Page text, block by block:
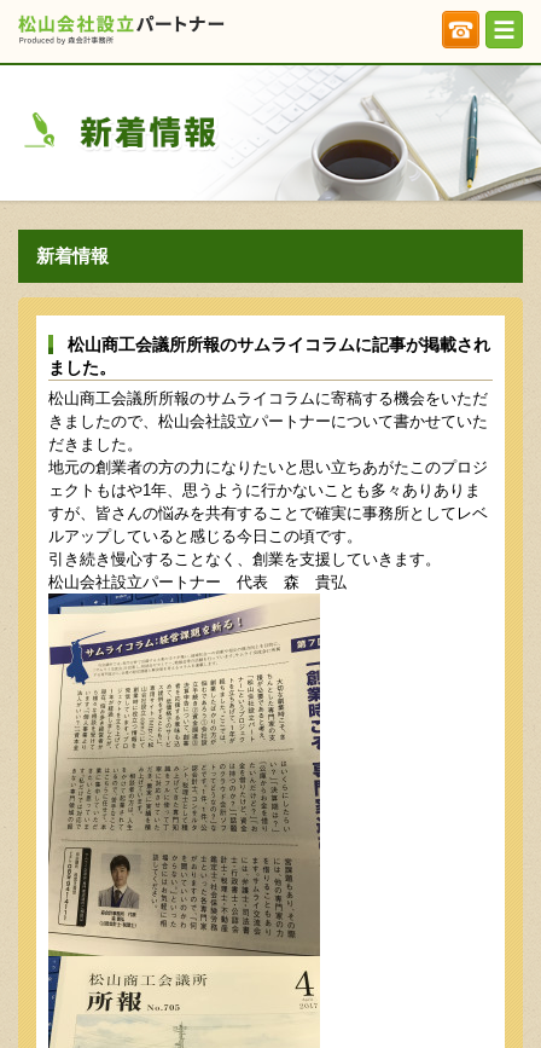
新着情報
松山商工会議所所報のサムライコラムに記事が掲載され
ました。
松山商工会議所所報のサムライコラムに寄稿する機会をいただ
きましたので、松山会社設立パートナーについて書かせていた
だきました。
地元の創業者の方の力になりたいと思い立ちあがたこのプロジ
ェクトもはや1年、思うように行かないことも多々ありありま
すが、皆さんの悩みを共有することで確実に事務所としてレベ
ルアップしていると感じる今日この頃です。
引き続き慢心することなく、創業を支援していきます。
松山会社設立パートナー 代表 森 貴弘